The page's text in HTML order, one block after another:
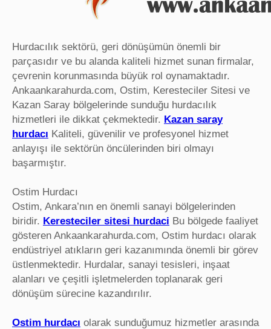
Hurdacılık sektörü, geri dönüşümün önemli bir
parçasıdır ve bu alanda kaliteli hizmet sunan firmalar,
çevrenin korunmasında büyük rol oynamaktadır.
Ankaankarahurda.com, Ostim, Keresteciler Sitesi ve
Kazan Saray bölgelerinde sunduğu hurdacılık
hizmetleri ile dikkat çekmektedir. Kazan saray
hurdacı Kaliteli, güvenilir ve profesyonel hizmet
anlayışı ile sektörün öncülerinden biri olmayı
başarmıştır.
Ostim Hurdacı
Ostim, Ankara’nın en önemli sanayi bölgelerinden
biridir. Keresteciler sitesi hurdaci Bu bölgede faaliyet
gösteren Ankaankarahurda.com, Ostim hurdacı olarak
endüstriyel atıkların geri kazanımında önemli bir görev
üstlenmektedir. Hurdalar, sanayi tesisleri, inşaat
alanları ve çeşitli işletmelerden toplanarak geri
dönüşüm sürecine kazandırılır.
Ostim hurdacı olarak sunduğumuz hizmetler arasında